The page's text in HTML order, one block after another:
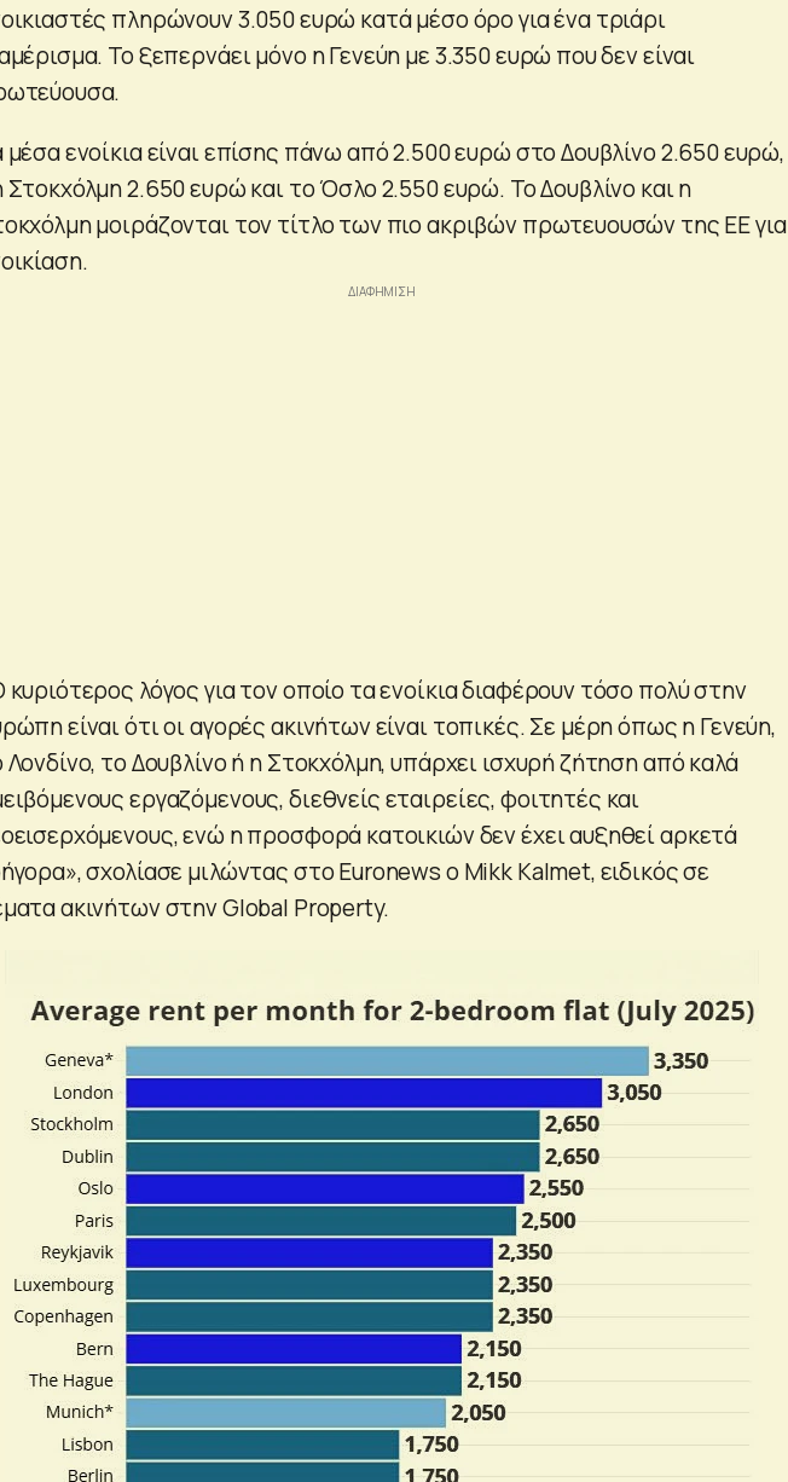
πληρώνουν 3.050 ευρώ κατά μέσο όρο για ένα τριάρι
Το ξεπερνάει μόνο η Γενεύη με 3.350 ευρώ που δεν είναι
μέσα ενοίκια είναι επίσης πάνω από 2.500 ευρώ στο Δουβλίνο 2.650 ευρώ,
Στοκχόλμη 2.650 ευρώ και το Όσλο 2.550 ευρώ. Το Δουβλίνο και η
μοιράζονται τον τίτλο των πιο ακριβών πρωτευουσών της ΕΕ για
κυριότερος λόγος για τον οποίο τα ενοίκια διαφέρουν τόσο πολύ στην
είναι ότι οι αγορές ακινήτων είναι τοπικές. Σε μέρη όπως η Γενεύη,
Λονδίνο, το Δουβλίνο ή η Στοκχόλμη, υπάρχει ισχυρή ζήτηση από καλά
εργαζόμενους, διεθνείς εταιρείες, φοιτητές και
ενώ η προσφορά κατοικιών δεν έχει αυξηθεί αρκετά
σχολίασε μιλώντας στο Euronews ο Mikk Kalmet, ειδικός σε
ακινήτων στην Global Property.